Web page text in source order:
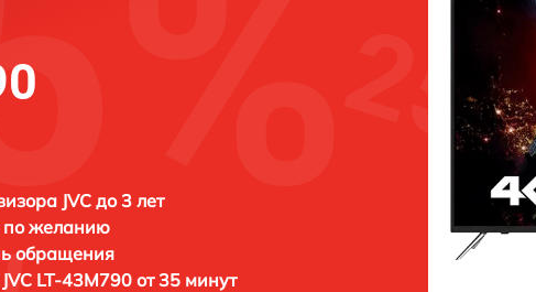
JVC до 3 лет
по желанию
обращения
JVC LT-43M790 от 35 минут